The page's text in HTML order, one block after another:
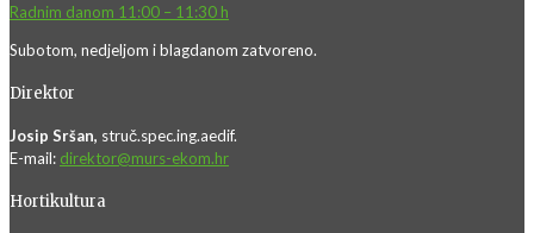
Radnim danom 11:00 – 11:30 h
Subotom, nedjeljom i blagdanom zatvoreno.
Direktor
Josip Sršan, struč.spec.ing.aedif.
E-mail: direktor@murs-ekom.hr
Hortikultura